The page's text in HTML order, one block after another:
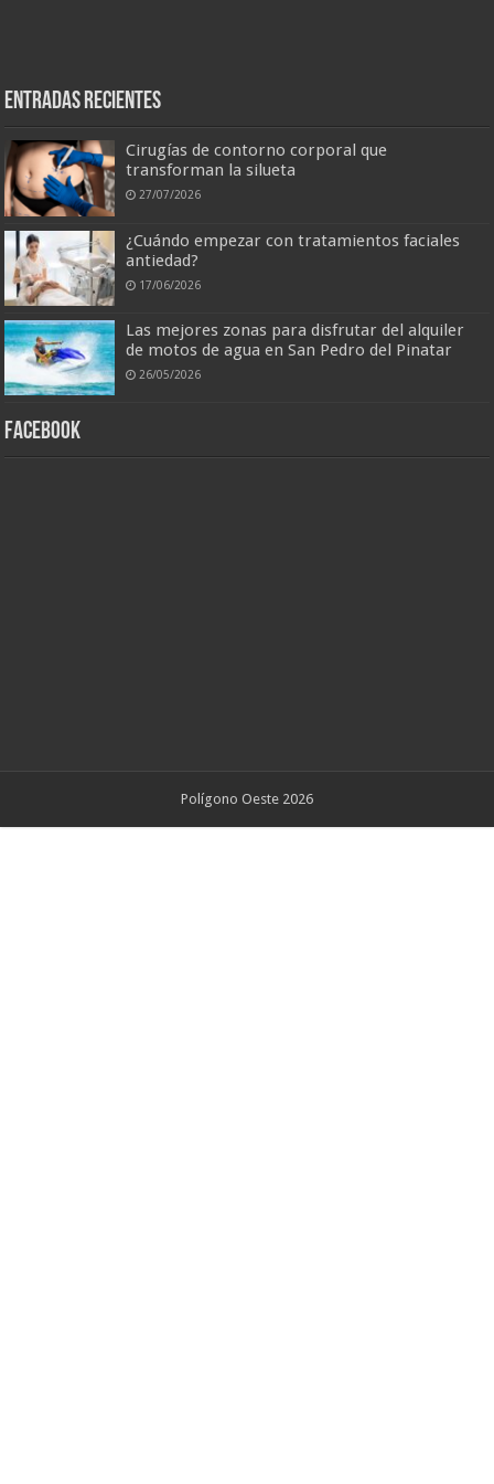
Entradas recientes
Cirugías de contorno corporal que
transforman la silueta
27/07/2026
¿Cuándo empezar con tratamientos faciales
antiedad?
17/06/2026
Las mejores zonas para disfrutar del alquiler
de motos de agua en San Pedro del Pinatar
26/05/2026
Facebook
Polígono Oeste 2026